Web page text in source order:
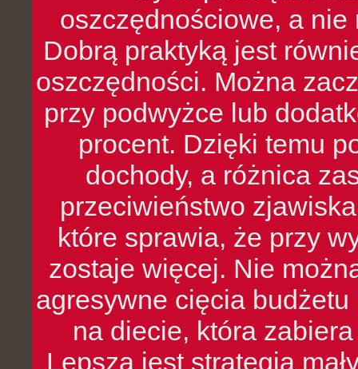
oszczędnościowe, a nie
Dobrą praktyką jest
oszczędności. Można
przy podwyżce lub
procent. Dzięki temu
dochody, a różnica
przeciwieństwo
które sprawia, że przy
zostaje więcej. Nie
agresywne cięcia
na diecie, która
Lepsza jest strategia